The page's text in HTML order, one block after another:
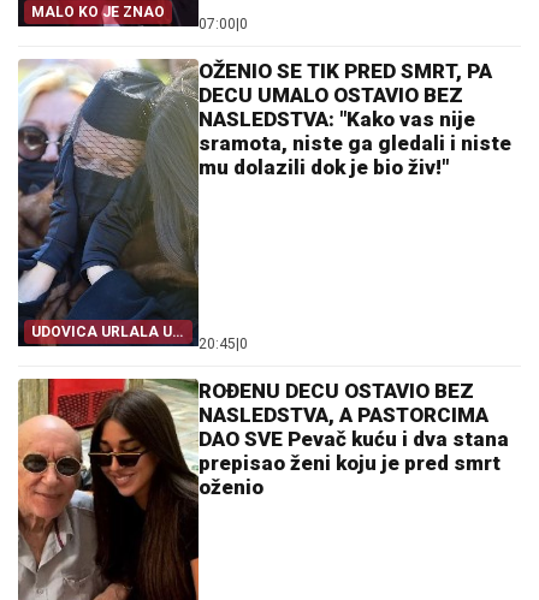
MALO KO JE ZNAO
07:00|0
UDOVICA URLALA U
SUDNICI
OŽENIO SE TIK PRED SMRT, PA
DECU UMALO OSTAVIO BEZ
NASLEDSTVA: "Kako vas nije
sramota, niste ga gledali i niste
mu dolazili dok je bio živ!"
20:45|0
ROĐENU DECU OSTAVIO BEZ
NASLEDSTVA, A PASTORCIMA
DAO SVE Pevač kuću i dva stana
prepisao ženi koju je pred smrt
oženio